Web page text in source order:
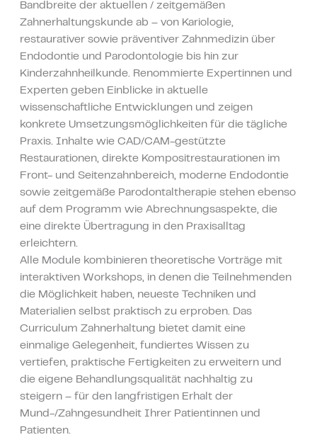
Bandbreite der aktuellen / zeitgemäßen
Zahnerhaltungskunde ab – von Kariologie,
restaurativer sowie präventiver Zahnmedizin über
Endodontie und Parodontologie bis hin zur
Kinderzahnheilkunde. Renommierte Expertinnen und
Experten geben Einblicke in aktuelle
wissenschaftliche Entwicklungen und zeigen
konkrete Umsetzungsmöglichkeiten für die tägliche
Praxis. Inhalte wie CAD/CAM-gestützte
Restaurationen, direkte Kompositrestaurationen im
Front- und Seitenzahnbereich, moderne Endodontie
sowie zeitgemäße Parodontaltherapie stehen ebenso
auf dem Programm wie Abrechnungsaspekte, die
eine direkte Übertragung in den Praxisalltag
erleichtern.
Alle Module kombinieren theoretische Vorträge mit
interaktiven Workshops, in denen die Teilnehmenden
die Möglichkeit haben, neueste Techniken und
Materialien selbst praktisch zu erproben. Das
Curriculum Zahnerhaltung bietet damit eine
einmalige Gelegenheit, fundiertes Wissen zu
vertiefen, praktische Fertigkeiten zu erweitern und
die eigene Behandlungsqualität nachhaltig zu
steigern – für den langfristigen Erhalt der
Mund-/Zahngesundheit Ihrer Patientinnen und
Patienten.